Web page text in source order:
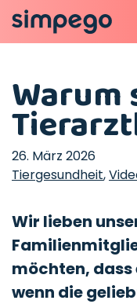
Warum
26. März 2026
Tiergesundheit,
Wir lieben
möchten, dass
wenn die